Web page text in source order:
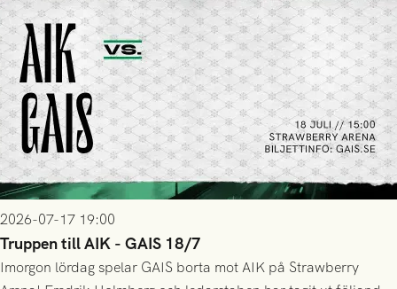
2026-07-17 19:00
Truppen till AIK - GAIS 18/7
Imorgon lördag spelar GAIS borta mot AIK på Strawberry